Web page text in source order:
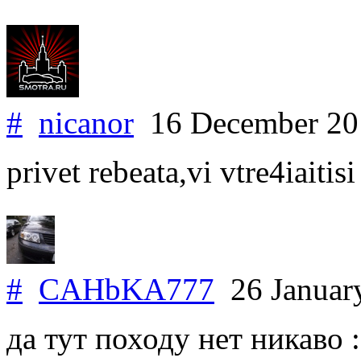
# nicanor 16 December
privet rebeata,vi
# CAHbKA777 26
да тут походу нет никаво